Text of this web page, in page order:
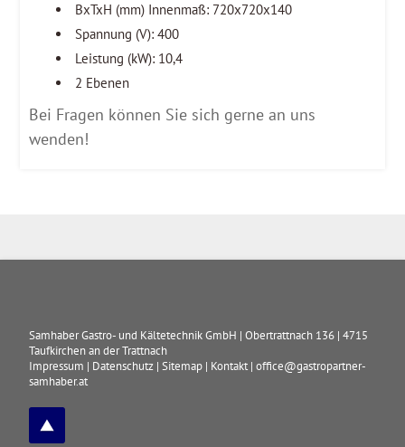
BxTxH (mm) Innenmaß: 720x720x140
Spannung (V): 400
Leistung (kW): 10,4
2 Ebenen
Bei Fragen können Sie sich gerne an uns
wenden!
Samhaber Gastro- und Kältetechnik GmbH |Obertrattnach 136 |4715
Taufkirchen an der Trattnach
Impressum | Datenschutz |Sitemap | Kontakt |office@gastropartner-
samhaber.at